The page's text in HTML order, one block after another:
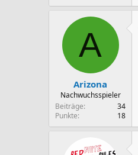
A
Arizona
Nachwuchsspieler
Beiträge
34
Punkte
18